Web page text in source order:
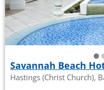
Savannah Beach
Hastings (Christ Church),